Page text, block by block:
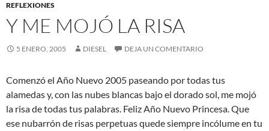
REFLEXIONES
Y ME MOJÓ LA RISA
5 ENERO, 2005 DIESEL DEJA UN COMENTARIO
Comenzó el Año Nuevo 2005 paseando por todas tus
alamedas y, con las nubes blancas bajo el dorado sol, me mojó
la risa de todas tus palabras. Feliz Año Nuevo Princesa. Que
ese nubarrón de risas perpetuas quede siempre incólume en tu